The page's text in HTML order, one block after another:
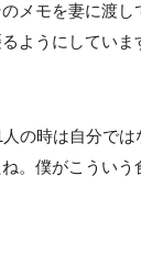
メモを妻に渡
ようにしていま
の時は自分で
。僕がこうい